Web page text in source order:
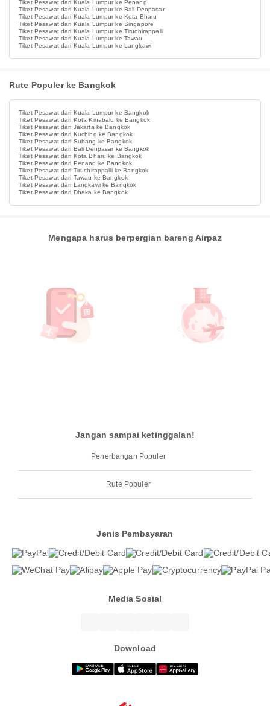
Tiket Pesawat dari Kuala Lumpur ke Penang
Tiket Pesawat dari Kuala Lumpur ke Bali Denpasar
Tiket Pesawat dari Kuala Lumpur ke Kota Bharu
Tiket Pesawat dari Kuala Lumpur ke Singapore
Tiket Pesawat dari Kuala Lumpur ke Tiruchirappalli
Tiket Pesawat dari Kuala Lumpur ke Tawau
Tiket Pesawat dari Kuala Lumpur ke Langkawi
Rute Populer ke Bangkok
Tiket Pesawat dari Kuala Lumpur ke Bangkok
Tiket Pesawat dari Kota Kinabalu ke Bangkok
Tiket Pesawat dari Jakarta ke Bangkok
Tiket Pesawat dari Kuching ke Bangkok
Tiket Pesawat dari Subang ke Bangkok
Tiket Pesawat dari Bali Denpasar ke Bangkok
Tiket Pesawat dari Kota Bharu ke Bangkok
Tiket Pesawat dari Penang ke Bangkok
Tiket Pesawat dari Tiruchirappalli ke Bangkok
Tiket Pesawat dari Tawau ke Bangkok
Tiket Pesawat dari Langkawi ke Bangkok
Tiket Pesawat dari Dhaka ke Bangkok
Mengapa harus berpergian bareng Airpaz
Jangan sampai ketinggalan!
Penerbangan Populer
Rute Populer
Jenis Pembayaran
Media Sosial
Download